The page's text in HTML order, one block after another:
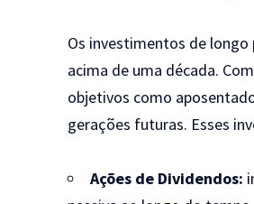
Os investimentos de
acima de uma década.
objetivos como
gerações futuras. Esses
Ações de Dividendos: